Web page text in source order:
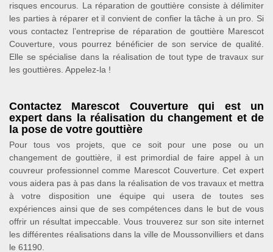
risques encourus. La réparation de gouttière consiste à délimiter
les parties à réparer et il convient de confier la tâche à un pro. Si
vous contactez l’entreprise de réparation de gouttière Marescot
Couverture, vous pourrez bénéficier de son service de qualité.
Elle se spécialise dans la réalisation de tout type de travaux sur
les gouttières. Appelez-la !
Contactez Marescot Couverture qui est un
expert dans la réalisation du changement et de
la pose de votre gouttière
Pour tous vos projets, que ce soit pour une pose ou un
changement de gouttière, il est primordial de faire appel à un
couvreur professionnel comme Marescot Couverture. Cet expert
vous aidera pas à pas dans la réalisation de vos travaux et mettra
à votre disposition une équipe qui usera de toutes ses
expériences ainsi que de ses compétences dans le but de vous
offrir un résultat impeccable. Vous trouverez sur son site internet
les différentes réalisations dans la ville de Moussonvilliers et dans
le 61190.